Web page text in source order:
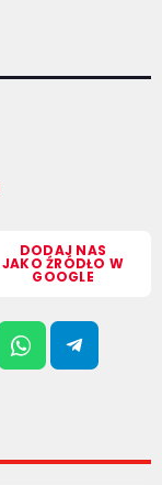
DODAJ NAS
JAKO ŹRÓDŁO W
GOOGLE